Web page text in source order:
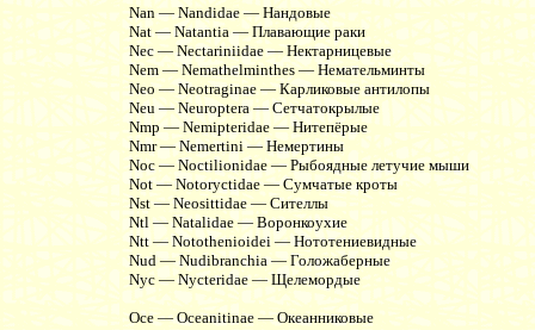
Nan — Nandidae — Нандовые
Nat — Natantia — Плавающие раки
Nec — Nectariniidae — Нектарницевые
Nem — Nemathelminthes — Немательминты
Neo — Neotraginae — Карликовые антилопы
Neu — Neuroptera — Сетчатокрылые
Nmp — Nemipteridae — Нитепёрые
Nmr — Nemertini — Немертины
Noc — Noctilionidae — Рыбоядные летучие мыши
Not — Notoryctidae — Сумчатые кроты
Nst — Neosittidae — Сителлы
Ntl — Natalidae — Воронкоухие
Ntt — Notothenioidei — Нототениевидные
Nud — Nudibranchia — Голожаберные
Nyc — Nycteridae — Щелемордые
Oce — Oceanitinae — Океанниковые